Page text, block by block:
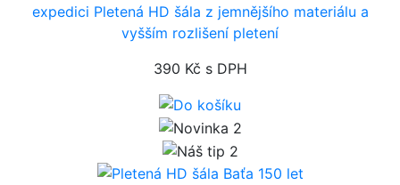
expedici Pletená HD šála z jemnějšího materiálu a
vyšším rozlišení pletení
390 Kč s DPH